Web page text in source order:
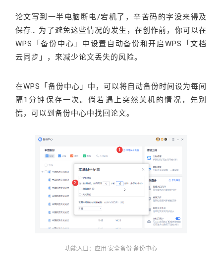
论文写到一半电脑断电/宕机了，辛苦码的字没来得及
保存… 为了避免这些情况的发生，在创作前，你可以在
WPS「备份中心」中设置自动备份和开启WPS「文档
云同步」，来减少论文丢失的风险。
在WPS「备份中心」中，可以将自动备份时间设为每间
隔1分钟保存一次。倘若遇上突然关机的情况，先别
慌，可以到备份中心中找回论文。
功能入口：应用-安全备份-备份中心